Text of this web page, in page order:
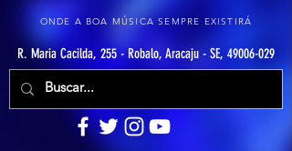
ONDE A BOA MÚSICA SEMPRE EXISTIRÁ
R. Maria Cacilda, 255 - Robalo, Aracaju - SE, 49006-029